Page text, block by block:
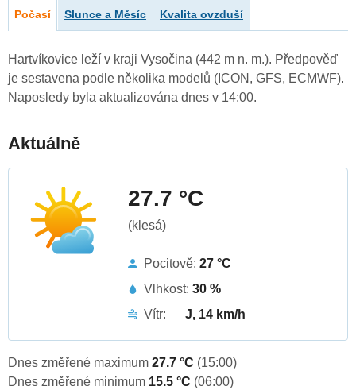
Počasí Slunce a Měsíc Kvalita ovzduší
Hartvíkovice leží v kraji Vysočina (442 m n. m.). Předpověď
je sestavena podle několika modelů (ICON, GFS, ECMWF).
Naposledy byla aktualizována dnes v 14:00.
Aktuálně
27.7 °C
(klesá)
Pocitově: 27 °C
Vlhkost: 30 %
Vítr:
J, 14 km/h
Dnes změřené maximum 27.7 °C (15:00)
Dnes změřené minimum 15.5 °C (06:00)